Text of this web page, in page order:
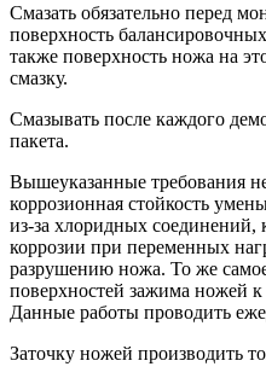
Смазать обязательно перед
поверхность
также поверхность ножа на
смазку.
Смазывать после каждого
пакета.
Вышеуказанные требования
коррозионная стойкость
из-за хлоридных соединений,
коррозии при переменных
разрушению ножа. То же
поверхностей зажима ножей
Данные работы проводить
Заточку ножей производить